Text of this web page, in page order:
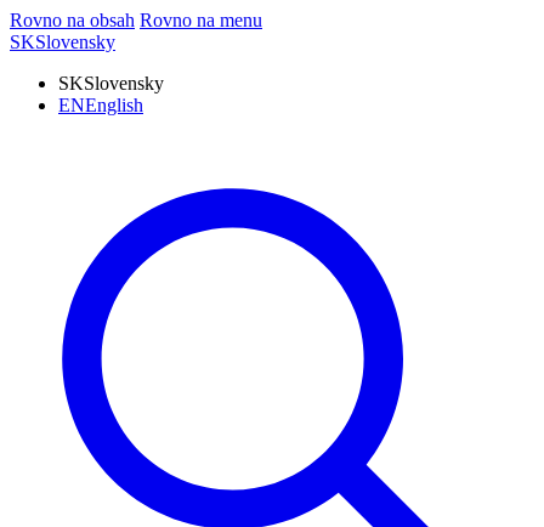
Rovno na obsah Rovno na menu
SKSlovensky
SKSlovensky
ENEnglish